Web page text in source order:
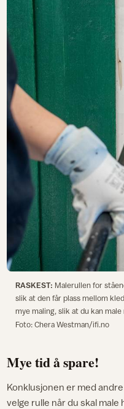
RASKEST: Malerullen for
slik at den får plass mellom
mye maling, slik at du kan
Foto: Chera Westman/ifi.no
Mye tid å spare!
Konklusjonen er med
velge rulle når du skal